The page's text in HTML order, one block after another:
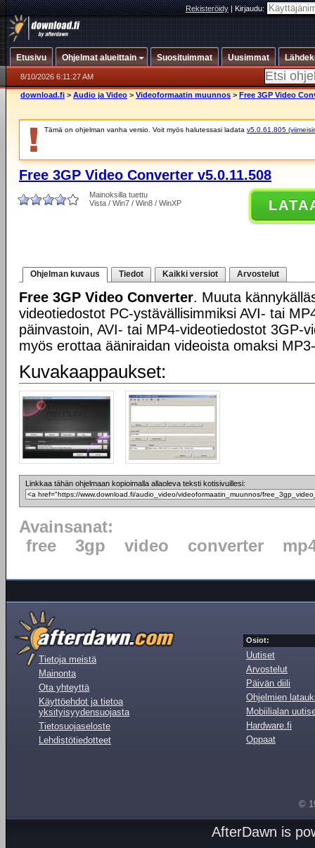
Rekisteröidy|Kirjaudu:
Etusivu Ohjelmat alueittain Suosituimmat Uusimmat
8/10/2026 6:11:27 AM
download.fi > Audio ja Video > Videoformaatin muunnos > Free 3GP Video
Tämä on ohjelman vanha versio. Voit myös halutessasi ladata v5.0.61.805
Free 3GP Video Converter v5.0.11.508
Mainoksilla tuettu
Vista / Win7 / Win8 / WinXP
Ohjelman kuvaus Tiedot Kaikki versiot Arvostelut
Free 3GP Video Converter. Muuta
videotiedostot PC-ystävällisimmiksi AVI- tai
päinvastoin, AVI- tai MP4-videotiedostot 3GP-
myös erottaa ääniraidan videoista omaksi
Kuvakaappaukset:
Linkkaa tähän ohjelmaan kopioimalla allaoleva teksti kotisivuillesi:
Avainsanat:
free
3gp video converter
Tietoja meistä
Mainonta
Ota yhteyttä
Käyttöehdot ja tietoa
yksityisyydensuojasta
Tietosuojaseloste
Lehdistötiedotteet
Osiot:
Uutiset
Arvostelut
Päivän diili
Ohjelmien
Mobiilialan
Hardware.fi
Oppaat
©
AfterDawn is